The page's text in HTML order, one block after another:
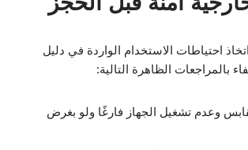
احتياطات الاستخدام الواردة في دليل
بالمراجعات الظاهرة التالية:
وعدم تشغيل الجهاز فارغًا ولو بغرض